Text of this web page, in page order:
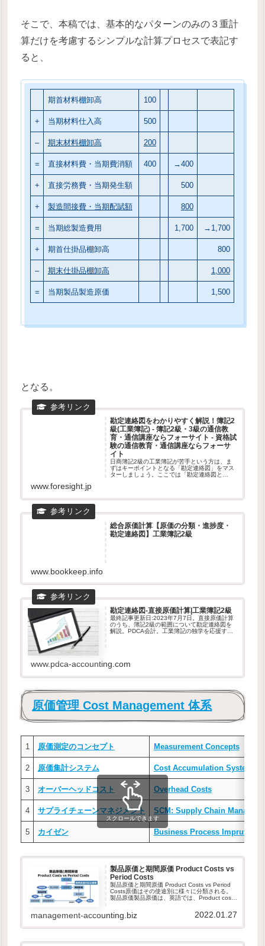
そこで、本稿では、基本的なパターンのみの３重計
算だけを考慮するシンプルな計算プロセスで表記す
ると、
期首材料棚卸高 100
+ 当期材料仕入高 500
– 期末材料棚卸高 200
= 直接材料費・当期費消額 400 →400
+ 直接労務費・当期発生額 500
+ 製造間接費・当期配賦額 800
= 当期総製造費用 1,700 →1,700
+ 期首仕掛品棚卸高 800
– 期末仕掛品棚卸高 1,000
= 当期製品製造原価 1,500
となる。
勘定連絡図をわかりやすく解説！簿記2
級(工業簿記) - 簿記2級・3級の通信教
育・通信講座ならフォーサイト - 資格試
験の通信教育・通信講座ならフォーサ
イト
日商簿記2級の工業簿記が苦手という方は、ま
ずはキーポイントとなる「勘定連絡図」をマス
ターしましょう。ここでは「勘定連絡図と
www.foresight.jp
総合原価計算【原価の分類・進捗度・
勘定連絡図】工業簿記2級
www.bookkeep.info
勘定連絡図-直接原価計算|工業簿記2級
最終記事更新日:2023年7月7日。直接原価計算
のうち、簿記2級の範囲について勘定連絡図を
解説。PDCA会計。工業簿記の独学を応援する
www.pdca-accounting.com
原価管理 Cost Management 体系
1 原価測定のコンセプト Measurement Concepts
2 原価集計システム Cost Accumulation Systems
3 オーバーヘッドコスト Overhead Costs
4 サプライチェーンマネジメント SCM: Supply Chain
5 カイゼン Business Process
スクロールできます
製品原価と期間原価 Product Costs vs
Period Costs
製品原価と期間原価 Product Costs vs Period
Costs原価はその使途別に様々に分類される。
製品原価製品原価は、英語では、Product costs
management-accounting.biz 2022.01.27